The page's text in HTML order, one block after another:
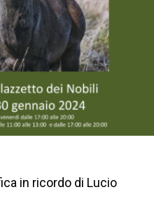
in ricordo di Lucio